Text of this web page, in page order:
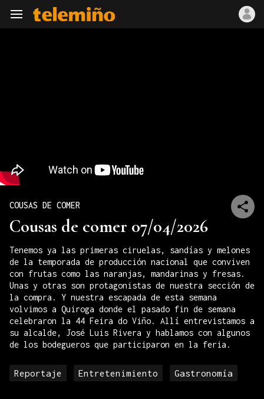
Navegación
COUSAS DE COMER
Cousas de comer 07/04/2026
Tenemos ya las primeras ciruelas, sandías y melones
de la temporada de producción nacional que conviven
con frutas como las naranjas, mandarinas y fresas.
Unas y otras son protagonistas de nuestra sección de
la compra. Y nuestra escapada de esta semana
volvimos a Quiroga donde el pasado fin de semana
celebraron la 44 Feira do Viño. Allí entrevistamos a
su alcalde, José Luis Rivera y hablamos con algunos
de los bodegueros que participaron en la feria.
Reportaje Entretenimiento Gastronomía